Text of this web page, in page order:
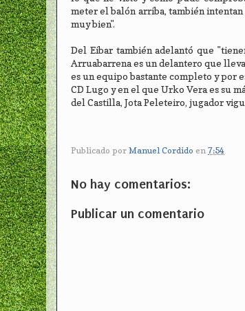
meter el balón arriba, también
muy bien".
Del Eibar también adelantó que
Arruabarrena es un delantero que
es un equipo bastante completo y por
CD Lugo y en el que Urko Vera es su
del Castilla, Jota Peleteiro, jugador
Publicado por Manuel Cordido en 7:54
No hay comentarios:
Publicar un comentario